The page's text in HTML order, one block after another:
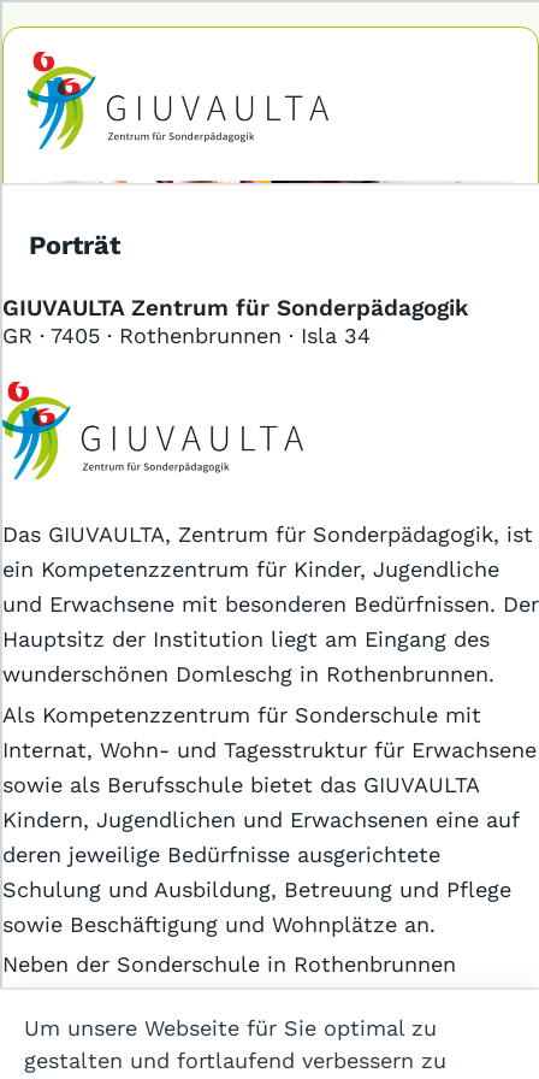
Das Jobportal für Sozial- und
Gesundheitsberufe.
Porträt
GIUVAULTA Zentrum für Sonderpädagogik
GR · 7405 · Rothenbrunnen · Isla 34
Das GIUVAULTA, Zentrum für Sonderpädagogik, ist
ein Kompetenzzentrum für Kinder, Jugendliche
und Erwachsene mit besonderen Bedürfnissen. Der
Hauptsitz der Institution liegt am Eingang des
wunderschönen Domleschg in Rothenbrunnen.
Als Kompetenzzentrum für Sonderschule mit
Internat, Wohn- und Tagesstruktur für Erwachsene
sowie als Berufsschule bietet das GIUVAULTA
Kindern, Jugendlichen und Erwachsenen eine auf
deren jeweilige Bedürfnisse ausgerichtete
Schulung und Ausbildung, Betreuung und Pflege
sowie Beschäftigung und Wohnplätze an.
Neben der Sonderschule in Rothenbrunnen
Pontresina, Zernez und Roveredo.
Im Bereich der Integration begleiten Lehrpersonen
Für Stellensuchende
Für Arbeitgeber
Partner von
Allgemeine Geschäftsbedingungen
Datenschutzerklärung
Cookie-Einstellungen
Impressum
Hilfe
Um unsere Webseite für Sie optimal zu
gestalten und fortlaufend verbessern zu